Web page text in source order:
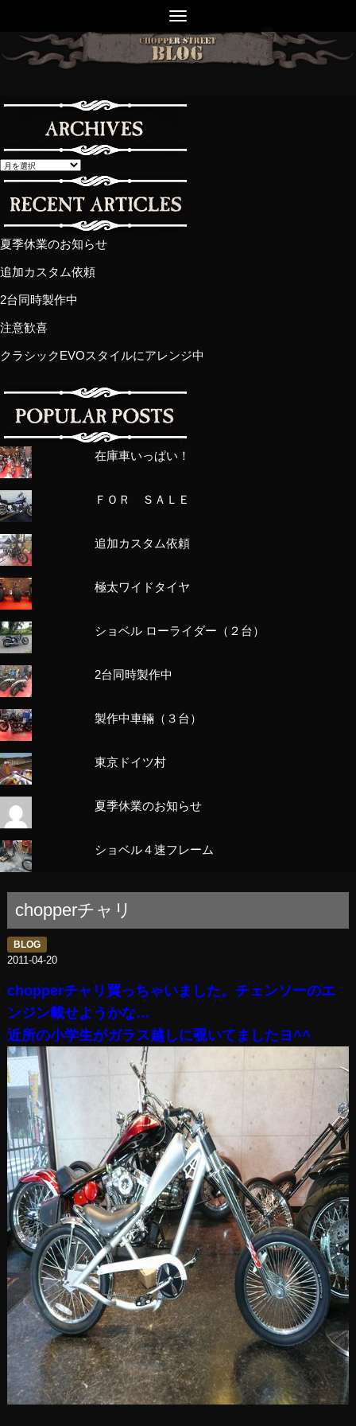
夏季休業のお知らせ
追加カスタム依頼
2台同時製作中
注意歓喜
クラシックEVOスタイルにアレンジ中
在庫車いっぱい！
ＦＯＲ ＳＡＬＥ
追加カスタム依頼
極太ワイドタイヤ
ショベル ローライダー（２台）
2台同時製作中
製作中車輛（３台）
東京ドイツ村
夏季休業のお知らせ
ショベル４速フレーム
chopperチャリ
BLOG
2011-04-20
chopperチャリ買っちゃいました。チェンソーのエ
ンジン載せようかな…
近所の小学生がガラス越しに覗いてましたヨ^^